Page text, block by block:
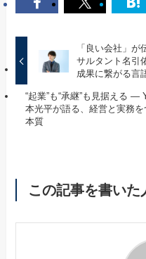
「良い会社」
サルタント名引
成果に繋がる言
“起業”も“承継”も見据える —
本光平が語る、経営と実務を
本質
この記事を書いた